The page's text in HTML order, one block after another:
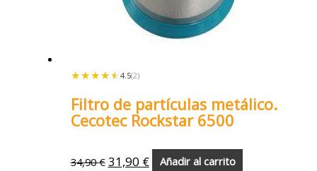
★★★★★
★★★★★ 4.5(2)
Filtro de partículas metálico.
Cecotec Rockstar 6500
34,90€ 31,90 € Añadir al carrito